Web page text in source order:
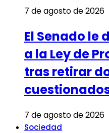
7 de agosto de 2026
El Senado le
a la Ley de
tras retirar
7 de agosto de 2026
Sociedad